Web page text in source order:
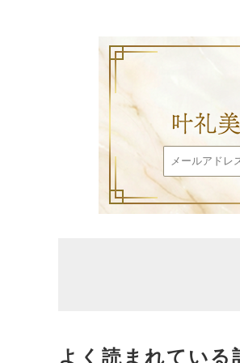
よく読まれている